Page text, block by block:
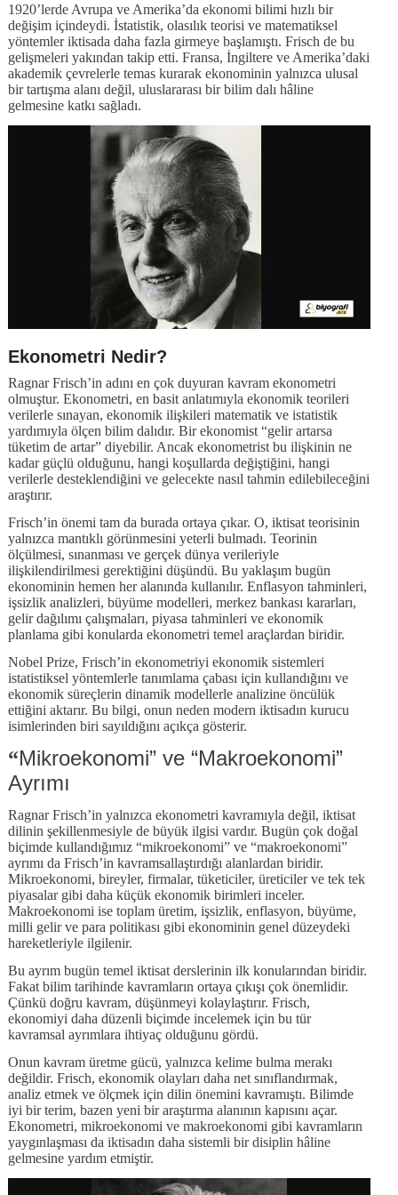
1920’lerde Avrupa ve Amerika’da ekonomi bilimi hızlı bir
değişim içindeydi. İstatistik, olasılık teorisi ve matematiksel
yöntemler iktisada daha fazla girmeye başlamıştı. Frisch de bu
gelişmeleri yakından takip etti. Fransa, İngiltere ve Amerika’daki
akademik çevrelerle temas kurarak ekonominin yalnızca ulusal
bir tartışma alanı değil, uluslararası bir bilim dalı hâline
gelmesine katkı sağladı.
Ekonometri Nedir?
Ragnar Frisch’in adını en çok duyuran kavram ekonometri
olmuştur. Ekonometri, en basit anlatımıyla ekonomik teorileri
verilerle sınayan, ekonomik ilişkileri matematik ve istatistik
yardımıyla ölçen bilim dalıdır. Bir ekonomist “gelir artarsa
tüketim de artar” diyebilir. Ancak ekonometrist bu ilişkinin ne
kadar güçlü olduğunu, hangi koşullarda değiştiğini, hangi
verilerle desteklendiğini ve gelecekte nasıl tahmin edilebileceğini
araştırır.
Frisch’in önemi tam da burada ortaya çıkar. O, iktisat teorisinin
yalnızca mantıklı görünmesini yeterli bulmadı. Teorinin
ölçülmesi, sınanması ve gerçek dünya verileriyle
ilişkilendirilmesi gerektiğini düşündü. Bu yaklaşım bugün
ekonominin hemen her alanında kullanılır. Enflasyon tahminleri,
işsizlik analizleri, büyüme modelleri, merkez bankası kararları,
gelir dağılımı çalışmaları, piyasa tahminleri ve ekonomik
planlama gibi konularda ekonometri temel araçlardan biridir.
Nobel Prize, Frisch’in ekonometriyi ekonomik sistemleri
istatistiksel yöntemlerle tanımlama çabası için kullandığını ve
ekonomik süreçlerin dinamik modellerle analizine öncülük
ettiğini aktarır. Bu bilgi, onun neden modern iktisadın kurucu
isimlerinden biri sayıldığını açıkça gösterir.
“Mikroekonomi” ve “Makroekonomi”
Ayrımı
Ragnar Frisch’in yalnızca ekonometri kavramıyla değil, iktisat
dilinin şekillenmesiyle de büyük ilgisi vardır. Bugün çok doğal
biçimde kullandığımız “mikroekonomi” ve “makroekonomi”
ayrımı da Frisch’in kavramsallaştırdığı alanlardan biridir.
Mikroekonomi, bireyler, firmalar, tüketiciler, üreticiler ve tek tek
piyasalar gibi daha küçük ekonomik birimleri inceler.
Makroekonomi ise toplam üretim, işsizlik, enflasyon, büyüme,
milli gelir ve para politikası gibi ekonominin genel düzeydeki
hareketleriyle ilgilenir.
Bu ayrım bugün temel iktisat derslerinin ilk konularından biridir.
Fakat bilim tarihinde kavramların ortaya çıkışı çok önemlidir.
Çünkü doğru kavram, düşünmeyi kolaylaştırır. Frisch,
ekonomiyi daha düzenli biçimde incelemek için bu tür
kavramsal ayrımlara ihtiyaç olduğunu gördü.
Onun kavram üretme gücü, yalnızca kelime bulma merakı
değildir. Frisch, ekonomik olayları daha net sınıflandırmak,
analiz etmek ve ölçmek için dilin önemini kavramıştı. Bilimde
iyi bir terim, bazen yeni bir araştırma alanının kapısını açar.
Ekonometri, mikroekonomi ve makroekonomi gibi kavramların
yaygınlaşması da iktisadın daha sistemli bir disiplin hâline
gelmesine yardım etmiştir.